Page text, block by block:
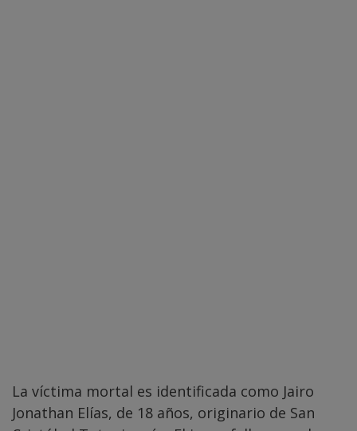
La víctima mortal es identificada como Jairo
Jonathan Elías, de 18 años, originario de San